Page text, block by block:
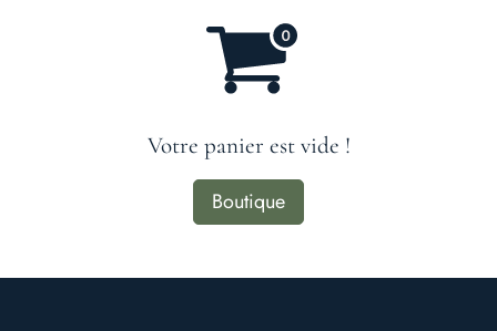
Votre panier est vide !
Boutique